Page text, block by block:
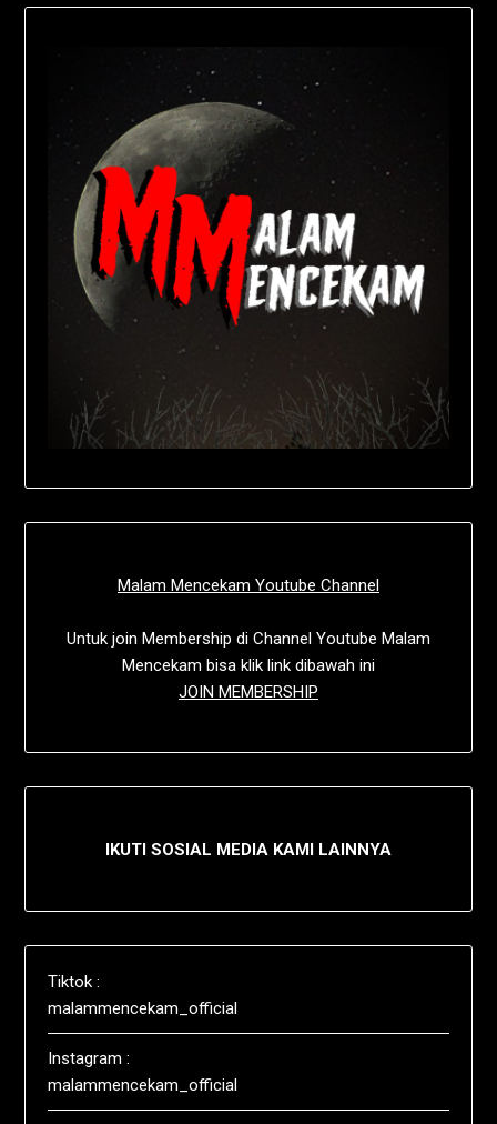
Malam Mencekam Youtube Channel
Untuk join Membership di Channel Youtube Malam
Mencekam bisa klik link dibawah ini
JOIN MEMBERSHIP
IKUTI SOSIAL MEDIA KAMI LAINNYA
Tiktok :
malammencekam_official
Instagram :
malammencekam_official